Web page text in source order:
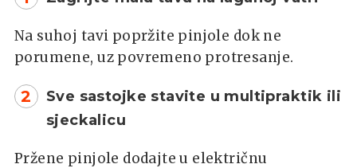
Na suhoj tavi popržite pinjole dok ne
porumene, uz povremeno protresanje.
2
Sve sastojke stavite u multipraktik ili
sjeckalicu
Pržene pinjole dodajte u električnu